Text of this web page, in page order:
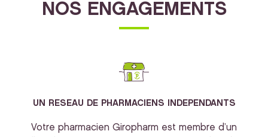
NOS ENGAGEMENTS
UN RESEAU DE PHARMACIENS INDEPENDANTS
Votre pharmacien Giropharm est membre d’un